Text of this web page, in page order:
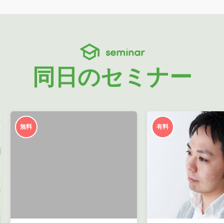
seminar
同日のセミナー
無料 有料